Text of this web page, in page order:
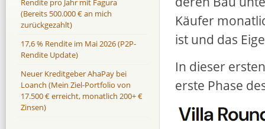
Käufer
ist und das
In dieser
erste Phase
Rendite pro Jahr mit Fagura
(Bereits 500.000 € an mich
zurückgezahlt)
17,6 % Rendite im Mai 2026 (P2P-
Rendite Update)
Neuer Kreditgeber AhaPay bei
Loanch (Mein Ziel-Portfolio von
17.500 € erreicht, monatlich 200+ €
Zinsen)